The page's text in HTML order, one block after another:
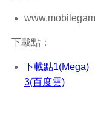
下載點：
下載點1(Mega)
3(百度雲)